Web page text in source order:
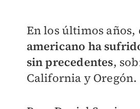
En los últimos años,
americano ha
sin precedentes,
California y Oregón.